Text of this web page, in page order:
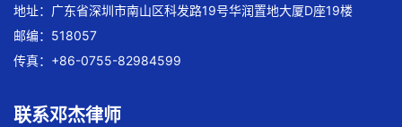
地址：广东省深圳市南山区科发路19号华润置地大厦D座19楼
邮编：518057
传真：+86-0755-82984599
联系邓杰律师